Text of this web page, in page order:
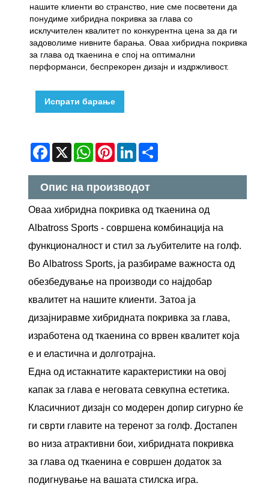
нашите клиенти во странство, ние сме посветени да
понудиме хибридна покривка за глава со
исклучителен квалитет по конкурентна цена за да ги
задоволиме нивните барања. Оваа хибридна покривка
за глава од ткаенина е спој на оптимални
перформанси, беспрекорен дизајн и издржливост.
Испрати барање
Facebook
X WhatsApp
Pinterest
LinkedIn
Опис на производот
Оваа хибридна покривка од ткаенина од
Albatross Sports - совршена комбинација на
функционалност и стил за љубителите на голф.
Во Albatross Sports, ја разбираме важноста од
обезбедување на производи со најдобар
квалитет на нашите клиенти. Затоа ја
дизајниравме хибридната покривка за глава,
изработена од ткаенина со врвен квалитет која
е и еластична и долготрајна.
Една од истакнатите карактеристики на овој
капак за глава е неговата севкупна естетика.
Класичниот дизајн со модерен допир сигурно ќе
ги сврти главите на теренот за голф. Достапен
во низа атрактивни бои, хибридната покривка
за глава од ткаенина е совршен додаток за
подигнување на вашата стилска игра.